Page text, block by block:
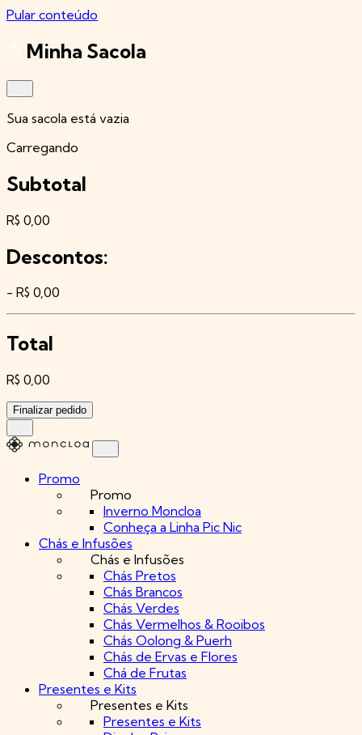
Pular conteúdo
Minha Sacola
Sua sacola está vazia
Carregando
Subtotal
R$ 0,00
Descontos:
- R$ 0,00
Total
R$ 0,00
Finalizar pedido
Promo
Promo
Inverno Moncloa
Conheça a Linha Pic Nic
Chás e Infusões
Chás e Infusões
Chás Pretos
Chás Brancos
Chás Verdes
Chás Vermelhos & Rooibos
Chás Oolong & Puerh
Chás de Ervas e Flores
Chá de Frutas
Presentes e Kits
Presentes e Kits
Presentes e Kits